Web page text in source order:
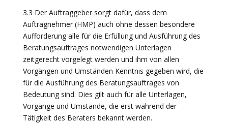
3.3 Der Auftraggeber sorgt dafür, dass dem
Auftragnehmer (HMP) auch ohne dessen besondere
Aufforderung alle für die Erfüllung und Ausführung des
Beratungsauftrages notwendigen Unterlagen
zeitgerecht vorgelegt werden und ihm von allen
Vorgängen und Umständen Kenntnis gegeben wird, die
für die Ausführung des Beratungsauftrages von
Bedeutung sind. Dies gilt auch für alle Unterlagen,
Vorgänge und Umstände, die erst während der
Tätigkeit des Beraters bekannt werden.